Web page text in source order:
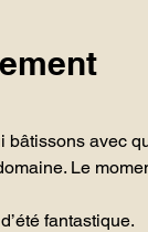
avec
Le
fantastique.